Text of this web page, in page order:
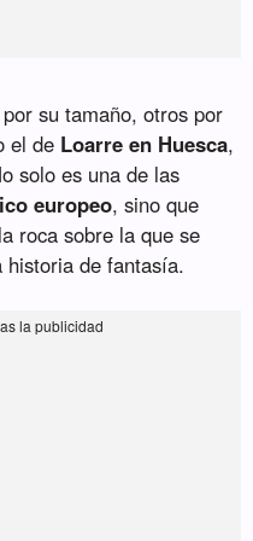
su tamaño, otros por
el de Loarre en Huesca,
solo es una de las
europeo, sino que
roca sobre la que se
historia de fantasía.